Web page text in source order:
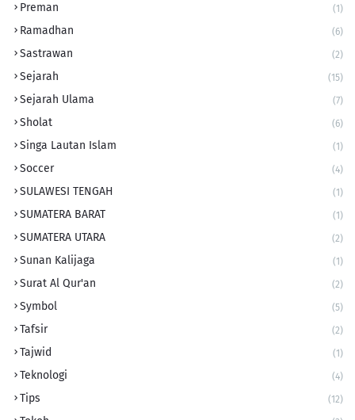
Preman (1)
Ramadhan (6)
Sastrawan (2)
Sejarah (15)
Sejarah Ulama (7)
Sholat (6)
Singa Lautan Islam (1)
Soccer (4)
SULAWESI TENGAH (1)
SUMATERA BARAT (1)
SUMATERA UTARA (2)
Sunan Kalijaga (1)
Surat Al Qur'an (2)
Symbol (5)
Tafsir (2)
Tajwid (1)
Teknologi (4)
Tips (12)